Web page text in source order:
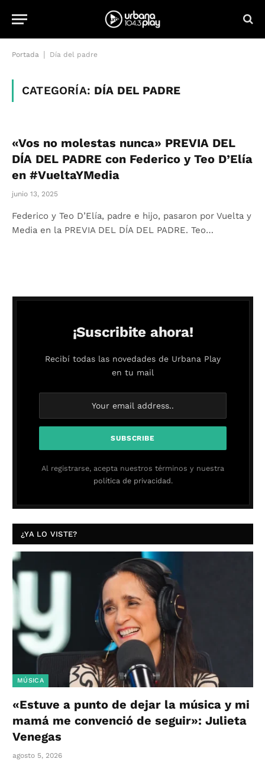
Portada Día del padre
CATEGORÍA: DÍA DEL PADRE
«Vos no molestas nunca» PREVIA DEL
DÍA DEL PADRE con Federico y Teo D’Elía
en #VueltaYMedia
junio 13, 2025
Federico y Teo D’Elía, padre e hijo, pasaron por Vuelta y
Media en la PREVIA DEL DÍA DEL PADRE. Teo…
¡Suscribite ahora!
Recibí todas las novedades de Urbana Play
en tu mail
Al registrarse, acepta nuestros términos y nuestra
política de privacidad.
¿YA LO VISTE?
MÚSICA
«Estuve a punto de dejar la música y mi
mamá me convenció de seguir»: Julieta
Venegas
agosto 5, 2026